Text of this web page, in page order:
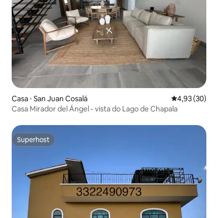
Casa ⋅ San Juan Cosalá 4,93 de uma
4,93 (30)
Casa Mirador del Ángel - vista do Lago de Chapala
Superhost
Superhost